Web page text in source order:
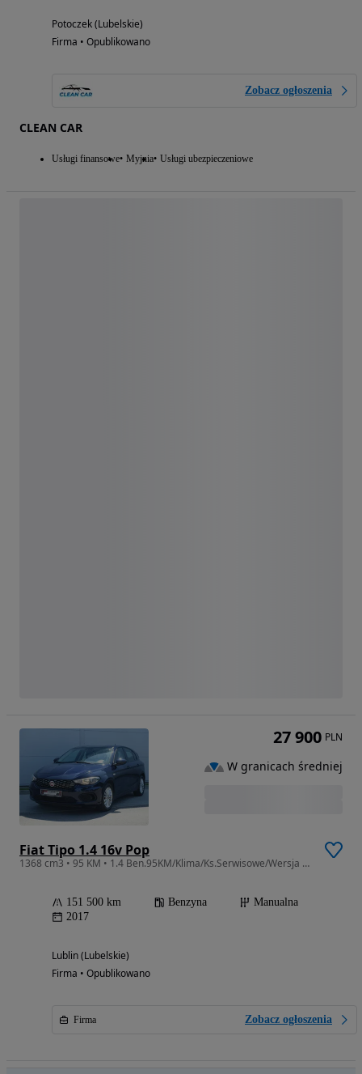
Potoczek (Lubelskie)
Firma • Opublikowano
Zobacz ogłoszenia
CLEAN CAR
Usługi finansowe Myjnia Usługi ubezpieczeniowe
Fiat Tipo 1.4 16v Pop
1368 cm3 • 95 KM • 1.4 Ben.95KM/Klima/Ks.Serwisowe/Wersja POP
151 500 km Benzyna
Manualna
2017
Lublin (Lubelskie)
Firma • Opublikowano
Firma Zobacz ogłoszenia
27 900 PLN
W granicach średniej